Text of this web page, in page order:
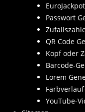
Passwort
QR Code
Kopf oder
Barcode-
Lorem
YouTube-